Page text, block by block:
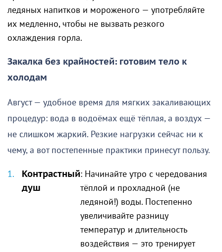
ледяных напитков и мороженого — употребляйте
их медленно, чтобы не вызвать резкого
охлаждения горла.
Закалка без крайностей: готовим тело к
холодам
Август — удобное время для мягких закаливающих
процедур: вода в водоёмах ещё тёплая, а воздух —
не слишком жаркий. Резкие нагрузки сейчас ни к
чему, а вот постепенные практики принесут пользу.
Контрастный
душ
: Начинайте утро с чередования
тёплой и прохладной (не
ледяной!) воды. Постепенно
увеличивайте разницу
температур и длительность
воздействия — это тренирует